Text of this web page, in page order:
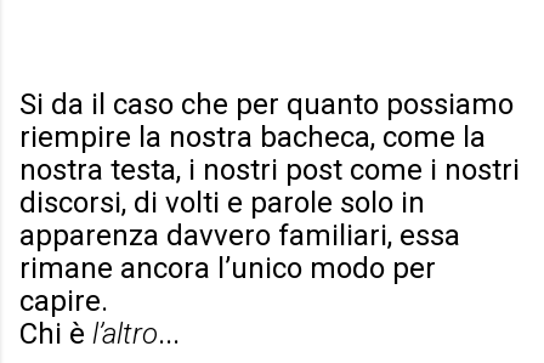
Si da il caso che per quanto possiamo
riempire la nostra bacheca, come la
nostra testa, i nostri post come i nostri
discorsi, di volti e parole solo in
apparenza davvero familiari, essa
rimane ancora l’unico modo per
capire.
Chi è l’altro...